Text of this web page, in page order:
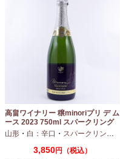
高畠ワイナリー 穣minoriプリ デ ム
ース 2023 750ml スパークリング
ワイン
山形 ・ 白：辛口 ・ スパークリングワイン
3,850円（税込）